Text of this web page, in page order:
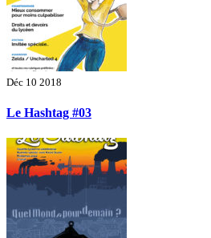
Déc 10 2018
Le Hashtag #03